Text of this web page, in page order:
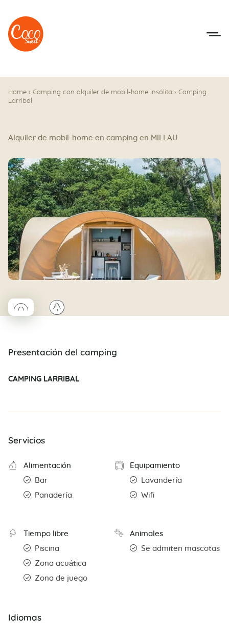
Ir al menú
Ir a los contenidos
Home › Camping con alquiler de mobil-home insólita › Camping
Larribal
Alquiler de mobil-home en camping en MILLAU
◯Coco rond🌲
Presentación del camping
CAMPING LARRIBAL
Servicios
Alimentación
Bar
Panadería
Equipamiento
Lavandería
Wifi
Tiempo libre
Piscina
Zona acuática
Zona de juego
Animales
Se admiten mascotas
Idiomas